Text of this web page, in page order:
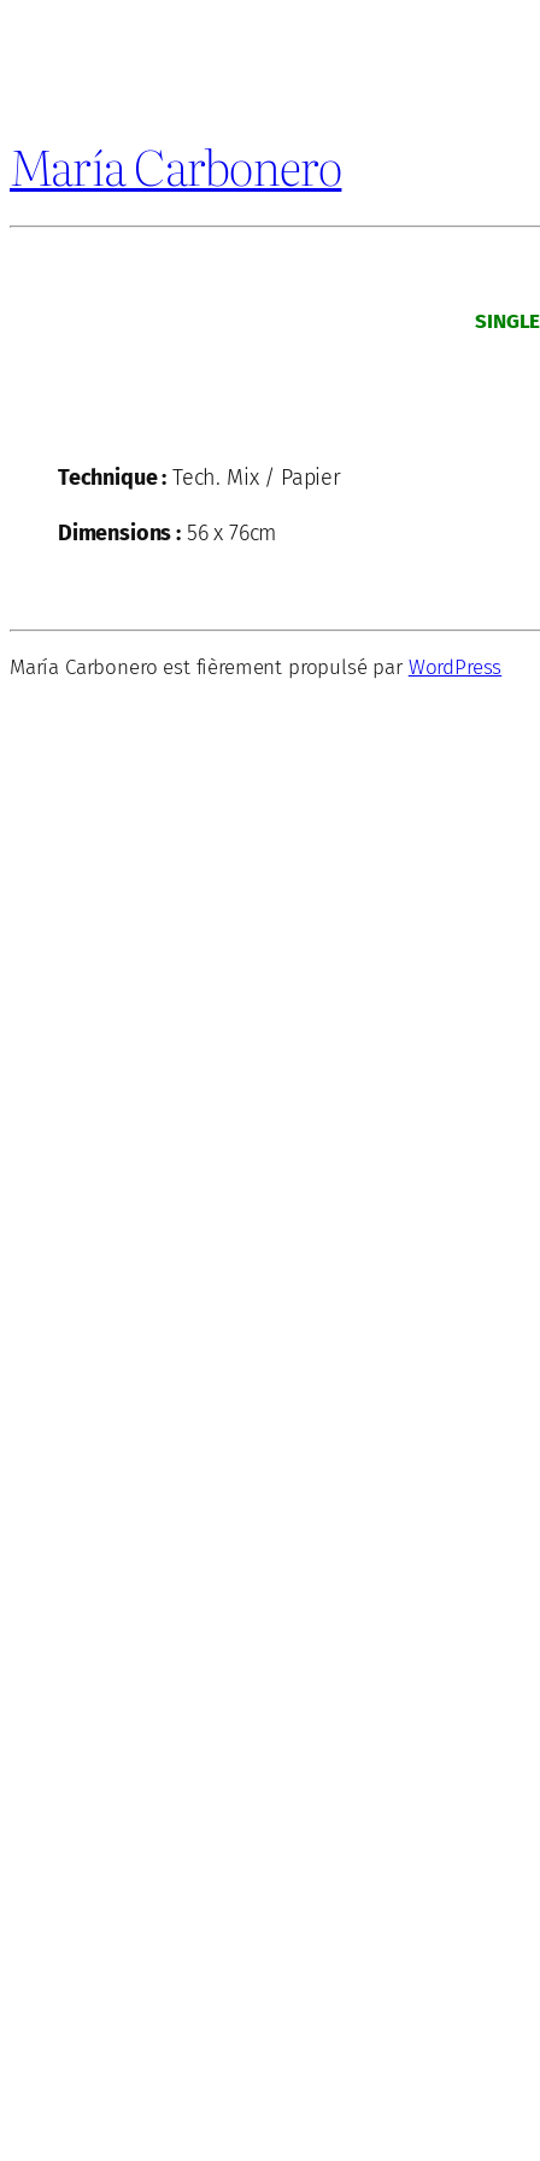
María Carbonero
Technique : Tech. Mix / Papier
Dimensions :56 x 76cm
María Carbonero est fièrement propulsé par WordPress